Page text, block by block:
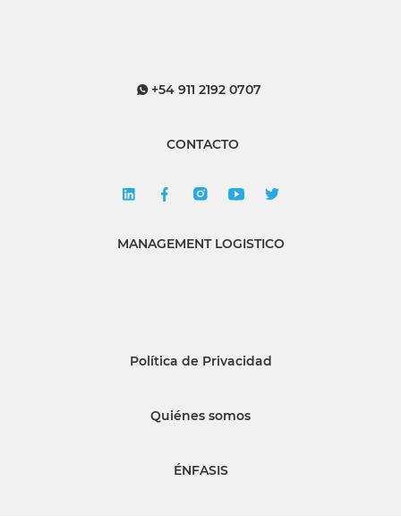
+54 911 2192 0707
CONTACTO
MANAGEMENT LOGISTICO
Política de Privacidad
Quiénes somos
ÉNFASIS